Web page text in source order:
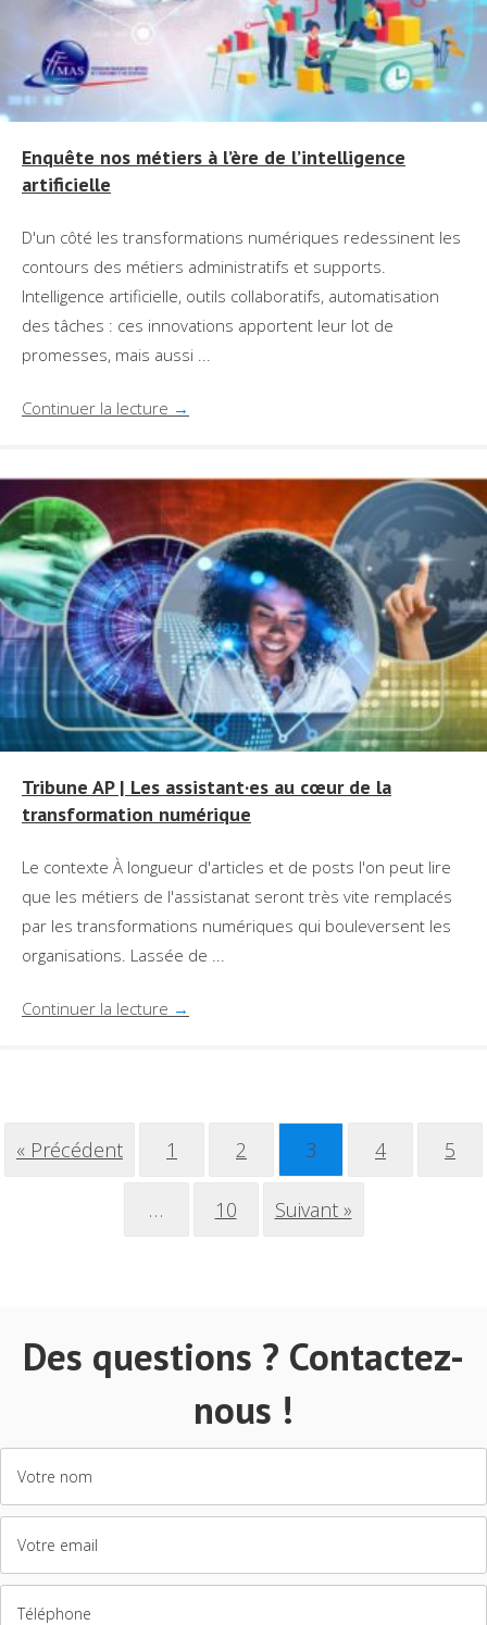
Enquête nos métiers à l’ère de l’intelligence
artificielle
D'un côté les transformations numériques redessinent les
contours des métiers administratifs et supports.
Intelligence artificielle, outils collaboratifs, automatisation
des tâches : ces innovations apportent leur lot de
promesses, mais aussi ...
Continuer la lecture →
Tribune AP | Les assistant·es au cœur de la
transformation numérique
Le contexte À longueur d'articles et de posts l'on peut lire
que les métiers de l'assistanat seront très vite remplacés
par les transformations numériques qui bouleversent les
organisations. Lassée de ...
Continuer la lecture →
« Précédent 1 2 3 4 5
… 10 Suivant »
Des questions ? Contactez-
nous !